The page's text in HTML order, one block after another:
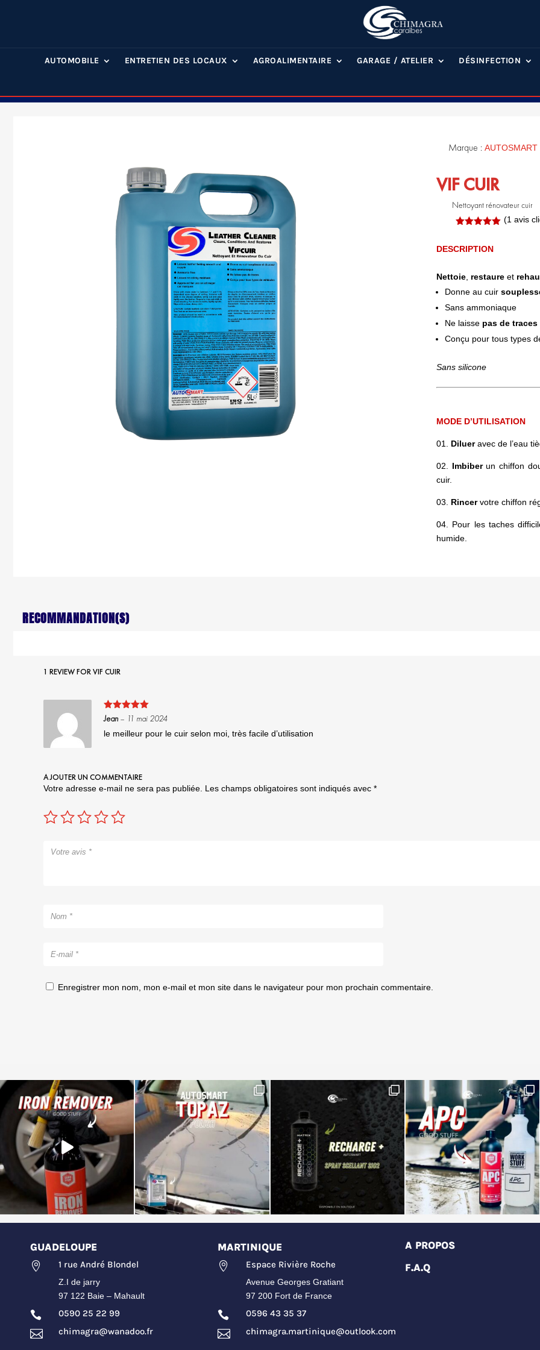
AUTOMOBILE ENTRETIEN DES LOCAUX AGROALIMENTAIRE GARAGE / ATELIER DÉSINFECTION
Marque : AUTOSMART
VIF CUIR
Nettoyant rénovateur cuir
basé sur
(1avis
DESCRIPTION
Nettoie, restaure et
Donne au cuir
Sans ammoniaque
Ne laisse pas de traces
Conçu pour tous types
Sans silicone
MODE D’UTILISATION
01. Dilueravec de l’eau
02. Imbiberun chiffon
cuir.
03. Rincervotre chiffon
04. Pour les taches
humide.
RECOMMANDATION(S)
1 REVIEW FORVIF CUIR
Note
sur
Jean– 11 mai 2024
le meilleur pour le cuir selon moi, très facile d’utilisation
AJOUTER UN COMMENTAIRE
Votre adresse e-mail ne sera pas publiée. Les champs obligatoires sont indiqués avec *
Enregistrer mon nom, mon e-mail et mon site dans le navigateur pour mon prochain commentaire.
GUADELOUPE
 1 rue André Blondel
Z.I de jarry
97 122 Baie – Mahault
 0590 25 22 99
 chimagra@wanadoo.fr
MARTINIQUE
 Espace Rivière Roche
Avenue Georges Gratiant
97 200 Fort de France
 0596 43 35 37
 chimagra.martinique@outlook.com
A PROPOS
F.A.Q